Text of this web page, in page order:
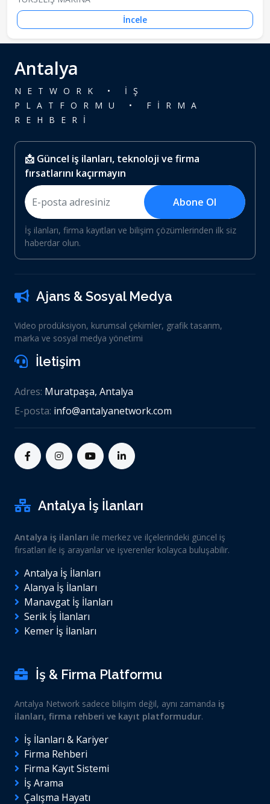
İncele
Antalya
NETWORK • İŞ
PLATFORMU • FİRMA
REHBERİ
📩 Güncel iş ilanları, teknoloji ve firma
fırsatlarını kaçırmayın
Abone Ol
İş ilanları, firma kayıtları ve bilişim çözümlerinden ilk siz
haberdar olun.
Ajans & Sosyal Medya
Video prodüksiyon, kurumsal çekimler, grafik tasarım,
marka ve sosyal medya yönetimi
İletişim
Adres: Muratpaşa, Antalya
E-posta: info@antalyanetwork.com
Antalya İş İlanları
Antalya iş ilanları ile merkez ve ilçelerindeki güncel iş
fırsatları ile iş arayanlar ve işverenler kolayca buluşabilir.
Antalya İş İlanları
Alanya İş İlanları
Manavgat İş İlanları
Serik İş İlanları
Kemer İş İlanları
İş & Firma Platformu
Antalya Network sadece bilişim değil, aynı zamanda iş
ilanları, firma rehberi ve kayıt platformudur.
İş İlanları & Kariyer
Firma Rehberi
Firma Kayıt Sistemi
İş Arama
Çalışma Hayatı